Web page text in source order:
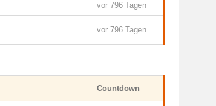
vor 796 Tagen
vor 796 Tagen
Countdown